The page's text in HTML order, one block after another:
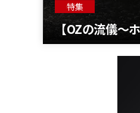
特集
【OZの流儀〜